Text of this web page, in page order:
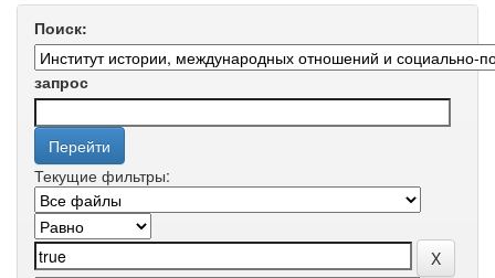
Поиск:
запрос
Текущие фильтры: